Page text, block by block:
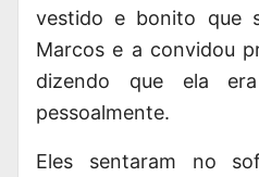
vestido e bonito que
Marcos e a convidou
dizendo que ela
pessoalmente.
Eles sentaram no